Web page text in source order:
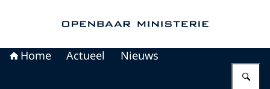
Home Actueel Nieuws